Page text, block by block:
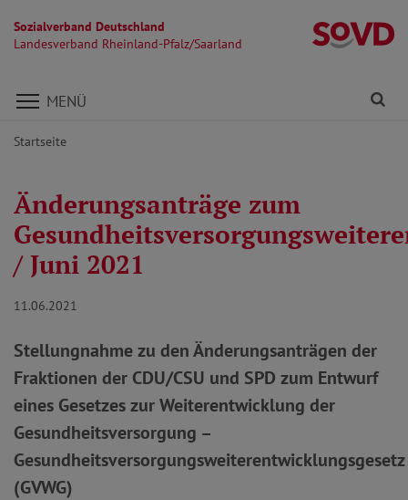
Sozialverband Deutschland
Landesverband Rheinland-Pfalz/Saarland
Direkt zu den Inhalten springen
MENÜ
Startseite
Änderungsanträge zum
/ Juni 2021
11.06.2021
Stellungnahme zu den Änderungsanträgen der
Fraktionen der CDU/CSU und SPD zum Entwurf
eines Gesetzes zur Weiterentwicklung der
Gesundheitsversorgung –
Gesundheitsversorgungsweiterentwicklungsgesetz
(GVWG)